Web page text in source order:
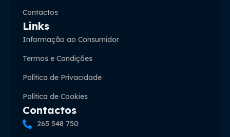
Contactos
Links
Informação ao Consumidor
Termos e Condições
Política de Privacidade
Política de Cookies
Contactos
265 548 750